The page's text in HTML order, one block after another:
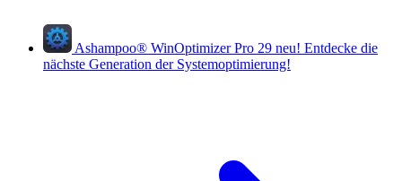
Ashampoo® WinOptimizer Pro 29 neu! Entdecke die
nächste Generation der Systemoptimierung!